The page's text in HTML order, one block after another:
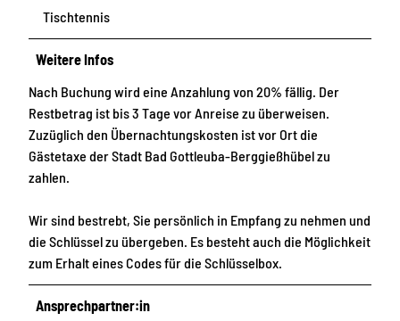
Tischtennis
Weitere Infos
Nach Buchung wird eine Anzahlung von 20% fällig. Der
Restbetrag ist bis 3 Tage vor Anreise zu überweisen.
Zuzüglich den Übernachtungskosten ist vor Ort die
Gästetaxe der Stadt Bad Gottleuba-Berggießhübel zu
zahlen.
Wir sind bestrebt, Sie persönlich in Empfang zu nehmen und
die Schlüssel zu übergeben. Es besteht auch die Möglichkeit
zum Erhalt eines Codes für die Schlüsselbox.
Ansprechpartner:in